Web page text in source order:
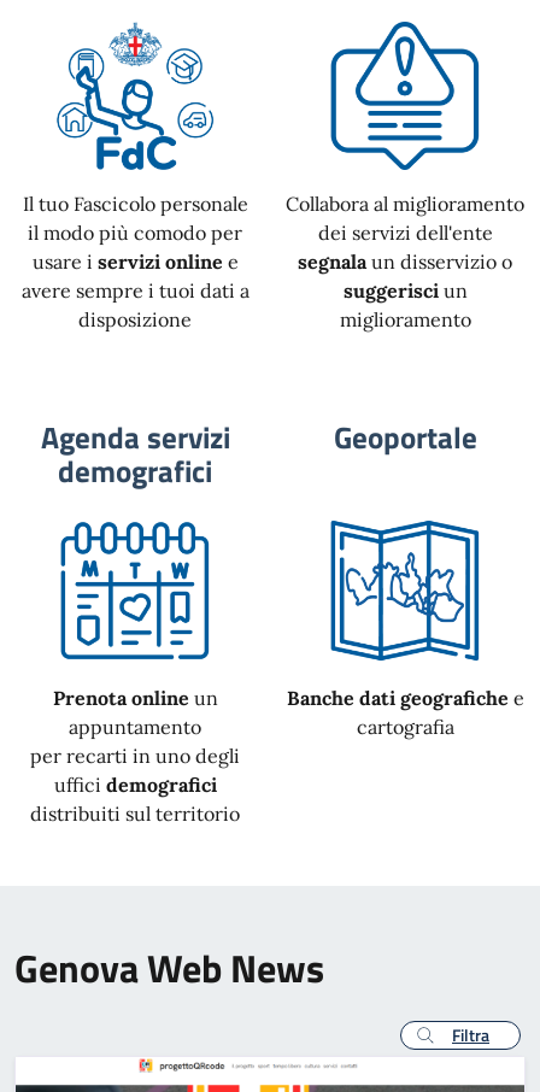
Il tuo Fascicolo personale
il modo più comodo per
usare i servizi online e
avere sempre i tuoi dati a
disposizione
Collabora al miglioramento
dei servizi dell'ente
segnala un disservizio o
suggerisciun
miglioramento
Agenda servizi
demografici
Prenota online un
appuntamento
per recarti in uno degli
uffici demografici
distribuiti sul territorio
Geoportale
Banche dati geografiche e
cartografia
Genova Web News
Filtra